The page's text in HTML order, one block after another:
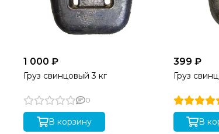
1 000 ₽
Груз свинцовый 3 кг
0
В корзину
399 ₽
Груз
В